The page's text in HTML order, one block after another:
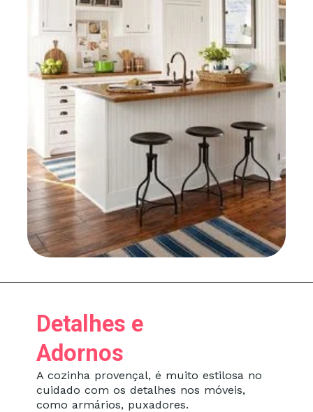
A cozinha provençal, é muito estilosa no
cuidado com os detalhes nos móveis,
como armários, puxadores.
Detalhes e
Adornos